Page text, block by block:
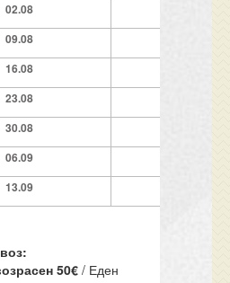
02.08
09.08
16.08
23.08
30.08
06.09
13.09
50€ / Еден